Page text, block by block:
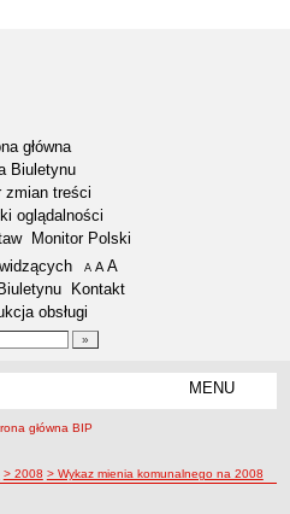
główna
Biuletynu
zmian treści
oglądalności
Monitor Polski
A pomniejsz czcionkę
A standardowy rozmiar czcionki
A
Kontakt
obsługi
MENU
> 2008 > Wykaz mienia komunalnego na 2008